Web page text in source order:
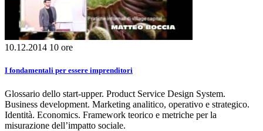
10.12.2014 10 ore
I fondamentali per essere imprenditori
Glossario dello start-upper. Product Service Design System.
Business development. Marketing analitico, operativo e strategico.
Identità. Economics. Framework teorico e metriche per la
misurazione dell’impatto sociale.